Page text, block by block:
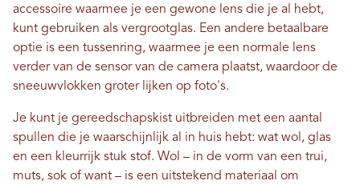
accessoire waarmee je een gewone lens die je al hebt,
kunt gebruiken als vergrootglas. Een andere betaalbare
optie is een tussenring, waarmee je een normale lens
verder van de sensor van de camera plaatst, waardoor de
sneeuwvlokken groter lijken op foto's.
Je kunt je gereedschapskist uitbreiden met een aantal
spullen die je waarschijnlijk al in huis hebt: wat wol, glas
en een kleurrijk stuk stof. Wol – in de vorm van een trui,
muts, sok of want – is een uitstekend materiaal om